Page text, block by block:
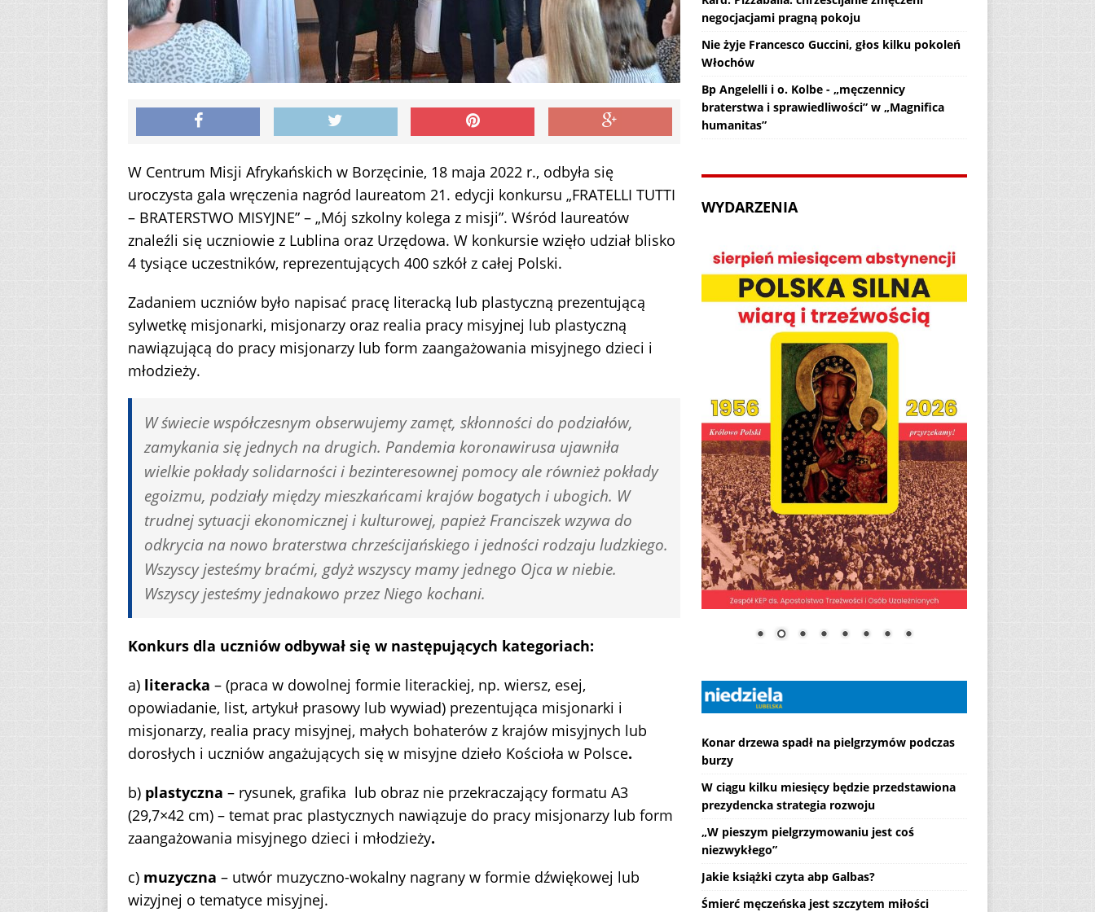
W Centrum Misji Afrykańskich w Borzęcinie, 18 maja 2022 r., odbyła się
uroczysta gala wręczenia nagród laureatom 21. edycji konkursu „FRATELLI TUTTI
– BRATERSTWO MISYJNE” – „Mój szkolny kolega z misji”. Wśród laureatów
znaleźli się uczniowie z Lublina oraz Urzędowa. W konkursie wzięło udział blisko
4 tysiące uczestników, reprezentujących 400 szkół z całej Polski.
Zadaniem uczniów było napisać pracę literacką lub plastyczną prezentującą
sylwetkę misjonarki, misjonarzy oraz realia pracy misyjnej lub plastyczną
nawiązującą do pracy misjonarzy lub form zaangażowania misyjnego dzieci i
młodzieży.
W świecie współczesnym obserwujemy zamęt, skłonności do podziałów,
zamykania się jednych na drugich. Pandemia koronawirusa ujawniła
wielkie pokłady solidarności i bezinteresownej pomocy ale również pokłady
egoizmu, podziały między mieszkańcami krajów bogatych i ubogich. W
trudnej sytuacji ekonomicznej i kulturowej, papież Franciszek wzywa do
odkrycia na nowo braterstwa chrześcijańskiego i jedności rodzaju ludzkiego.
Wszyscy jesteśmy braćmi, gdyż wszyscy mamy jednego Ojca w niebie.
Wszyscy jesteśmy jednakowo przez Niego kochani.
Konkurs dla uczniów odbywał się w następujących kategoriach:
a) literacka – (praca w dowolnej formie literackiej, np. wiersz, esej,
opowiadanie, list, artykuł prasowy lub wywiad) prezentująca misjonarki i
misjonarzy, realia pracy misyjnej, małych bohaterów z krajów misyjnych lub
dorosłych i uczniów angażujących się w misyjne dzieło Kościoła w Polsce.
b) plastyczna – rysunek, grafika lub obraz nie przekraczający formatu A3
(29,7×42 cm) – temat prac plastycznych nawiązuje do pracy misjonarzy lub form
zaangażowania misyjnego dzieci i młodzieży.
c) muzyczna – utwór muzyczno-wokalny nagrany w formie dźwiękowej lub
wizyjnej o tematyce misyjnej.
negocjacjami pragną pokoju
Nie żyje Francesco Guccini, głos kilku pokoleń
Włochów
Bp Angelelli i o. Kolbe - „męczennicy
braterstwa i sprawiedliwości” w „Magnifica
humanitas”
WYDARZENIA
Konar drzewa spadł na pielgrzymów podczas
burzy
W ciągu kilku miesięcy będzie przedstawiona
prezydencka strategia rozwoju
„W pieszym pielgrzymowaniu jest coś
niezwykłego”
Jakie książki czyta abp Galbas?
Śmierć męczeńska jest szczytem miłości